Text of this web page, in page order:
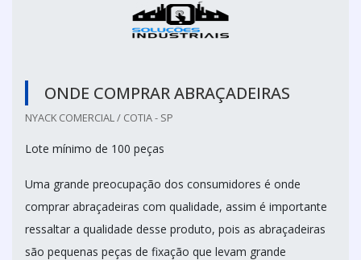
ONDE COMPRAR ABRAÇADEIRAS
NYACK COMERCIAL / COTIA - SP
Lote mínimo de 100 peças
Uma grande preocupação dos consumidores é onde
comprar abraçadeiras com qualidade, assim é importante
ressaltar a qualidade desse produto, pois as abraçadeiras
são pequenas peças de fixação que levam grande